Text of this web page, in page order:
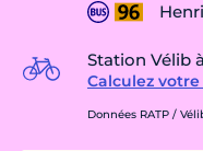
Station Vélib
Calculez
Données RATP /